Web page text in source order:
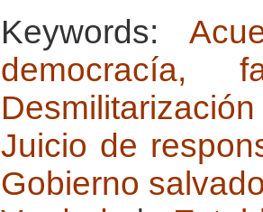
Keywords:
democracía,
Juicio de
Gobierno